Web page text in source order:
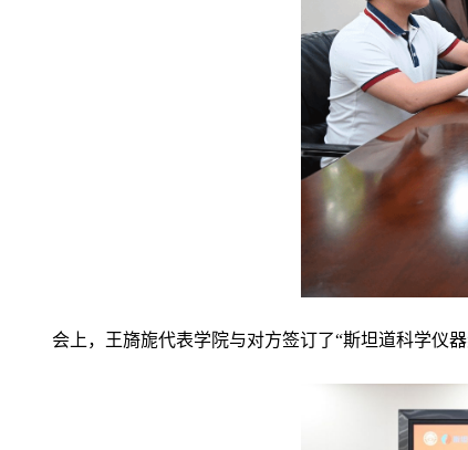
会上，王旖旎代表学院与对方签订了“斯坦道科学仪